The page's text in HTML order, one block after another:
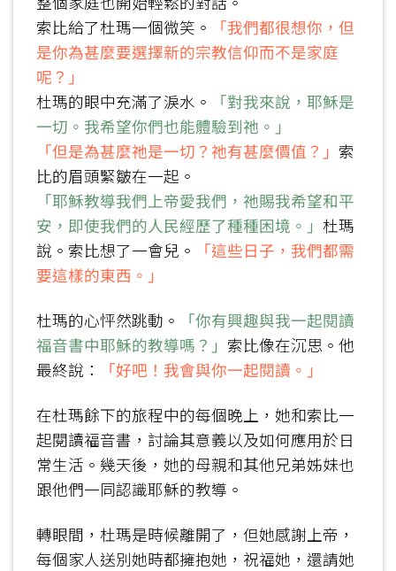
索比給了杜瑪一個微笑。
「我們都很想你，但
是你為甚麼要選擇新的宗教信仰而不是家庭
呢？」
杜瑪的眼中充滿了淚水。
「對我來說，耶穌是
一切。我希望你們也能體驗到祂。」
「但是為甚麼祂是一切？祂有甚麼價值？」 索
比的眉頭緊皺在一起。
「耶穌教導我們上帝愛我們，祂賜我希望和平
安，即使我們的人民經歷了種種困境。」杜瑪
說。索比想了一會兒。
「這些日子，我們都需
要這樣的東西。」
杜瑪的心怦然跳動。
「你有興趣與我一起閱讀
福音書中耶穌的教導嗎？」 索比像在沉思。他
最終說：
「好吧！我會與你一起閱讀。」
在杜瑪餘下的旅程中的每個晚上，她和索比一
起閱讀福音書，討論其意義以及如何應用於日
常生活。幾天後，她的母親和其他兄弟姊妹也
跟他們一同認識耶穌的教導。
轉眼間，杜瑪是時候離開了，但她感謝上帝，
每個家人送別她時都擁抱她，祝福她，還請她